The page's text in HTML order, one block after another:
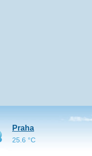
Praha
25.6 °C